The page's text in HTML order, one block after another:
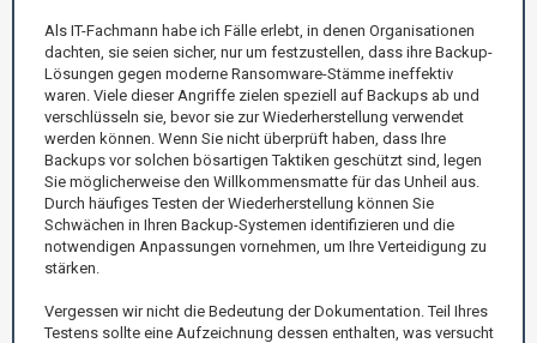
Als IT-Fachmann habe ich Fälle erlebt, in denen Organisationen
dachten, sie seien sicher, nur um festzustellen, dass ihre Backup-
Lösungen gegen moderne Ransomware-Stämme ineffektiv
waren. Viele dieser Angriffe zielen speziell auf Backups ab und
verschlüsseln sie, bevor sie zur Wiederherstellung verwendet
werden können. Wenn Sie nicht überprüft haben, dass Ihre
Backups vor solchen bösartigen Taktiken geschützt sind, legen
Sie möglicherweise den Willkommensmatte für das Unheil aus.
Durch häufiges Testen der Wiederherstellung können Sie
Schwächen in Ihren Backup-Systemen identifizieren und die
notwendigen Anpassungen vornehmen, um Ihre Verteidigung zu
stärken.
Vergessen wir nicht die Bedeutung der Dokumentation. Teil Ihres
Testens sollte eine Aufzeichnung dessen enthalten, was versucht